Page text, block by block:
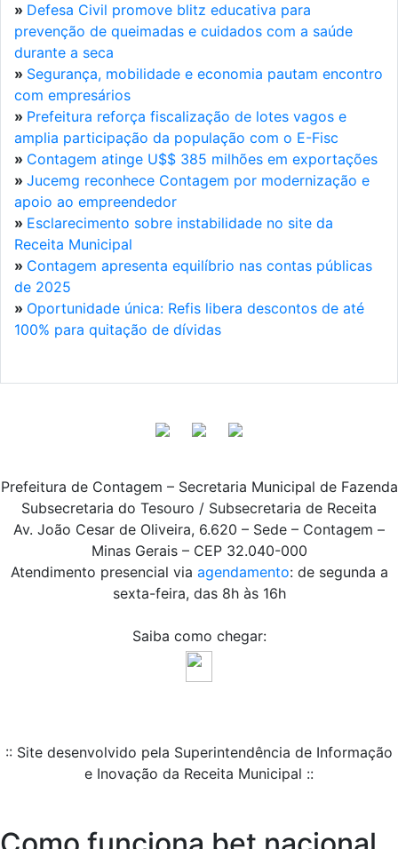
» Defesa Civil promove blitz educativa para
prevenção de queimadas e cuidados com a saúde
durante a seca
» Segurança, mobilidade e economia pautam encontro
com empresários
» Prefeitura reforça fiscalização de lotes vagos e
amplia participação da população com o E-Fisc
» Contagem atinge U$$ 385 milhões em exportações
» Jucemg reconhece Contagem por modernização e
apoio ao empreendedor
» Esclarecimento sobre instabilidade no site da
Receita Municipal
» Contagem apresenta equilíbrio nas contas públicas
de 2025
» Oportunidade única: Refis libera descontos de até
100% para quitação de dívidas
Prefeitura de Contagem – Secretaria Municipal de Fazenda
Subsecretaria do Tesouro / Subsecretaria de Receita
Av. João Cesar de Oliveira, 6.620 – Sede – Contagem –
Minas Gerais – CEP 32.040-000
Atendimento presencial via agendamento: de segunda a
sexta-feira, das 8h às 16h
Saiba como chegar:
:: Site desenvolvido pela Superintendência de Informação
e Inovação da Receita Municipal ::